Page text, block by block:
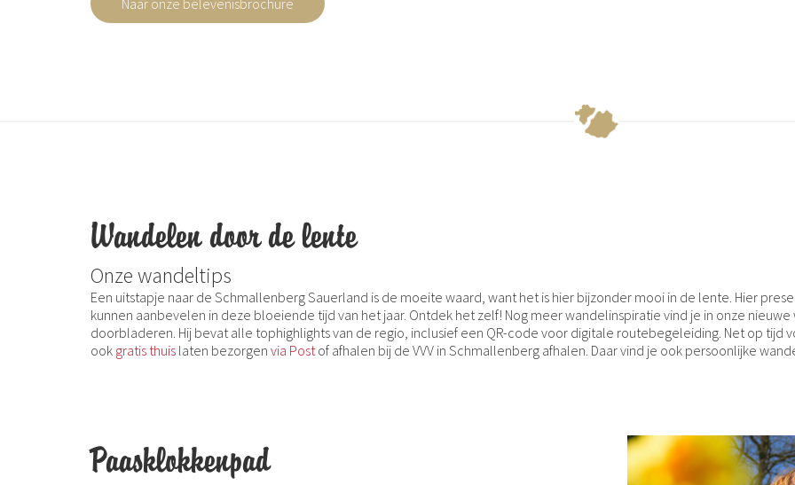
Naar onze belevenisbrochure
Wandelen door de lente
Onze wandeltips
Een uitstapje naar de Schmallenberg Sauerland is de moeite waard, want het is hier bijzonder mooi in de lente. Hier
kunnen aanbevelen in deze bloeiende tijd van het jaar. Ontdek het zelf! Nog meer wandelinspiratie vind je in onze
doorbladeren. Hij bevat alle tophighlights van de regio, inclusief een QR-code voor digitale routebegeleiding. Net op tijd
ook gratis thuis laten bezorgen via Postof afhalen bij de VVV in Schmallenberg afhalen. Daar vind je ook persoonlijke
Paasklokkenpad